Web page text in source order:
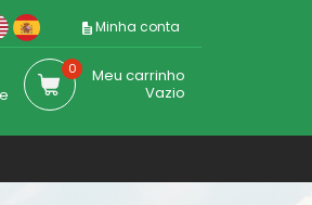
Minha conta
0
Meu carrinho
Vazio